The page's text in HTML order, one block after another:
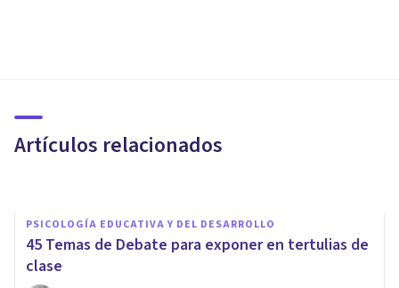
Artículos relacionados
10 claves que deberías valorar
PSICOLOGÍA EDUCATIVA Y DEL DESARROLLO
45 Temas de Debate para exponer en tertulias de
clase